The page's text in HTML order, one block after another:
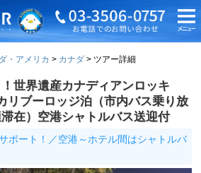
・アメリカ カナダ ツアー詳細
世界遺産カナディアンロッキ
リブーロッジ泊（市内バス乗り放
在）空港シャトルバス送迎付
ポート！／空港～ホテル間はシャトルバ